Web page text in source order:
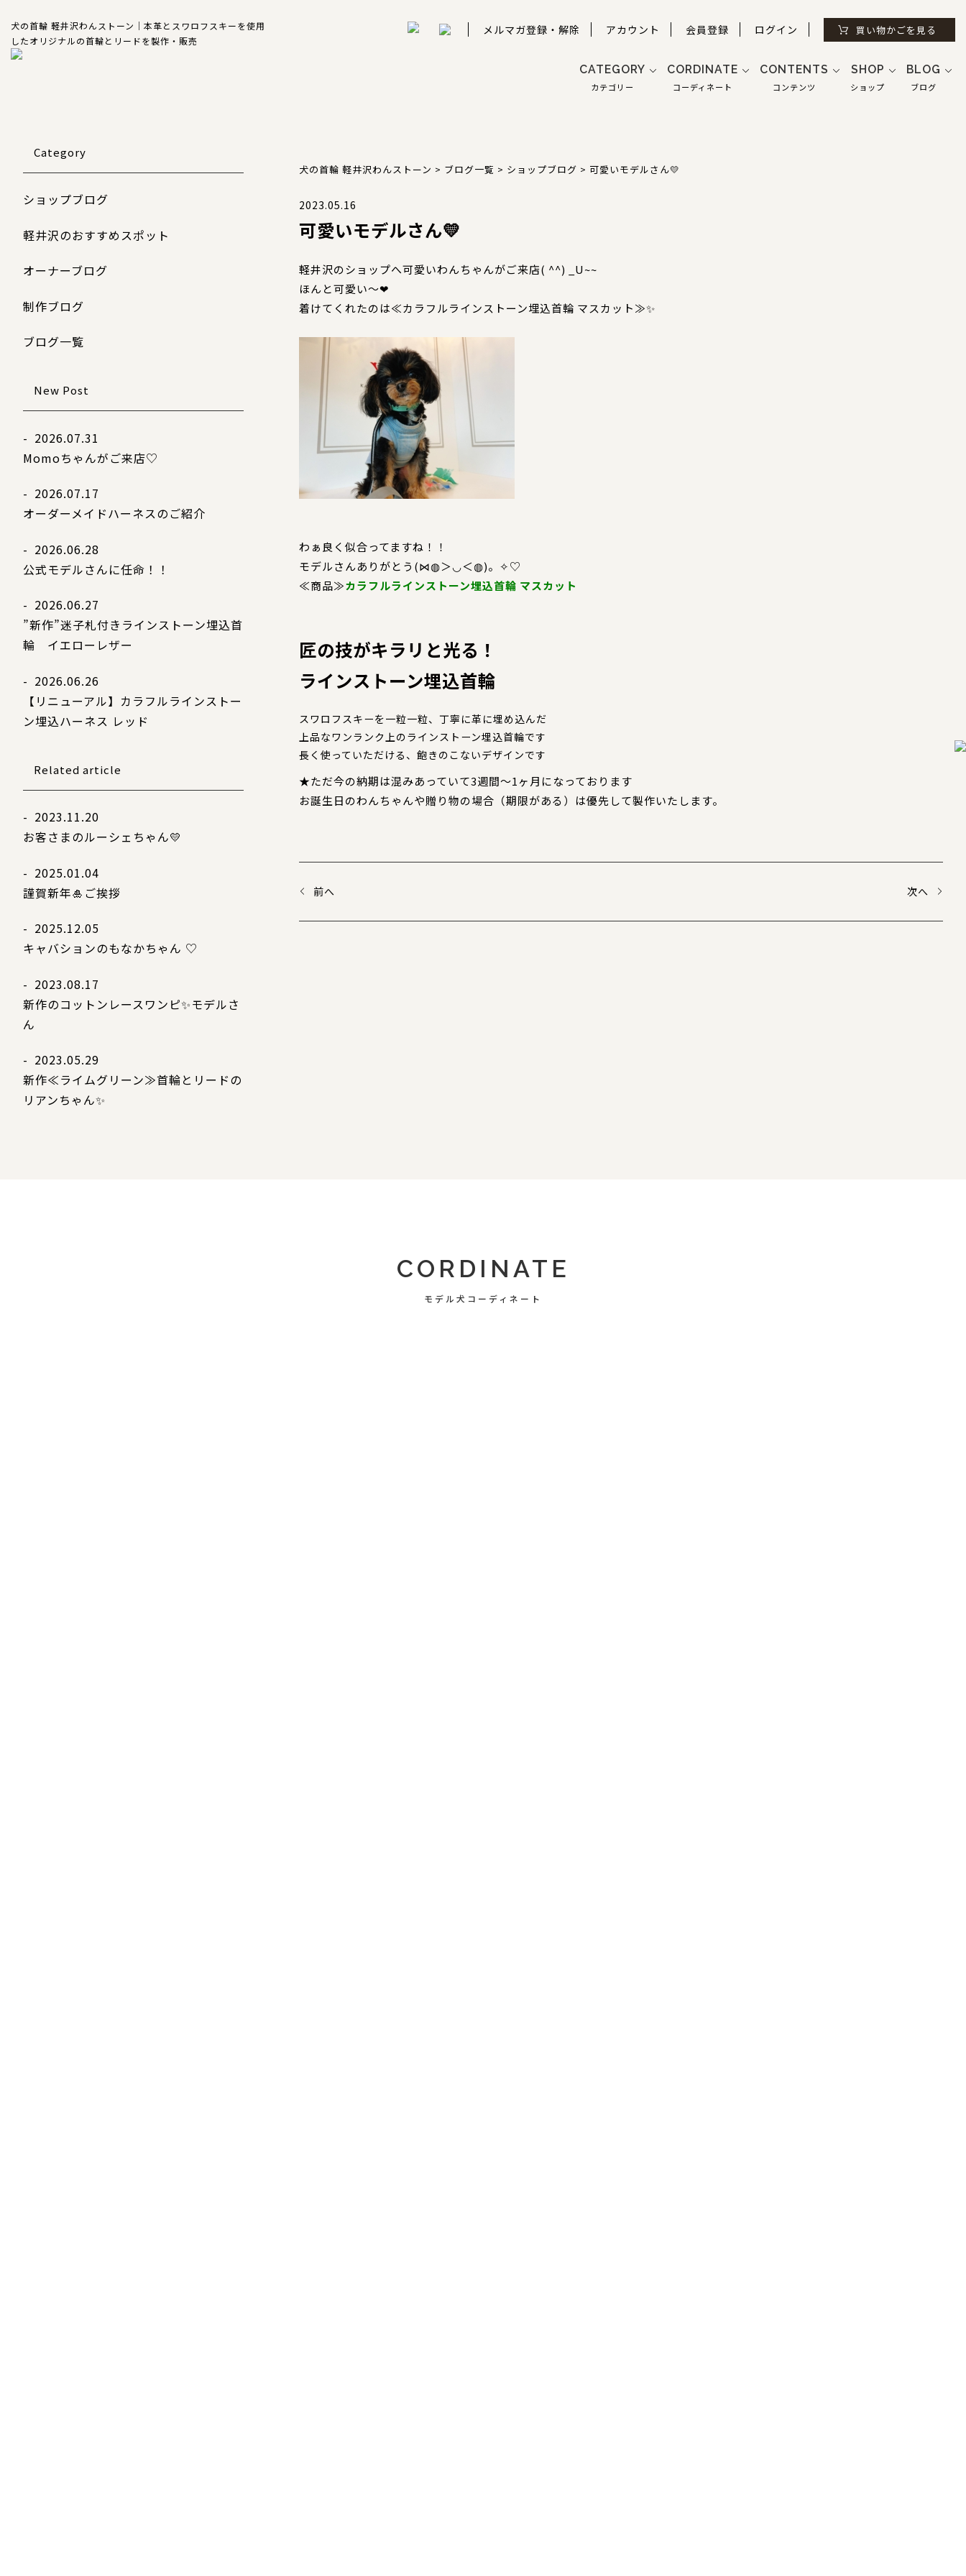
犬の首輪 軽井沢わんストーン｜本革とスワロフスキーを使用
したオリジナルの首輪とリードを製作・販売
メルマガ登録・解除 アカウント 会員登録 ログイン 買い物かごを見る
CATEGORY
カテゴリー
CORDINATE
コーディネート
CONTENTS
コンテンツ
SHOP
ショップ
BLOG
ブログ
犬の首輪 軽井沢わんストーン > ブログ一覧 > ショップブログ > 可愛いモデルさん💛
2023.05.16
可愛いモデルさん💛
軽井沢のショップへ可愛いわんちゃんがご来店( ^^) _U~~
ほんと可愛い～❤
着けてくれたのは≪カラフルラインストーン埋込首輪 マスカット≫✨
わぁ良く似合ってますね！！
モデルさんありがとう(⋈◍＞◡＜◍)。✧♡
≪商品≫カラフルラインストーン埋込首輪 マスカット
匠の技がキラリと光る！
ラインストーン埋込首輪
スワロフスキーを一粒一粒、丁寧に革に埋め込んだ
上品なワンランク上のラインストーン埋込首輪です
長く使っていただける、飽きのこないデザインです
★ただ今の納期は混みあっていて3週間～1ヶ月になっております
お誕生日のわんちゃんや贈り物の場合（期限がある）は優先して製作いたします。
前へ 次へ
Category
ショップブログ
軽井沢のおすすめスポット
オーナーブログ
制作ブログ
ブログ一覧
New Post
- 2026.07.31
Momoちゃんがご来店♡
- 2026.07.17
オーダーメイドハーネスのご紹介
- 2026.06.28
公式モデルさんに任命！！
- 2026.06.27
”新作”迷子札付きラインストーン埋込首
輪 イエローレザー
- 2026.06.26
【リニューアル】カラフルラインストー
ン埋込ハーネス レッド
Related article
- 2023.11.20
お客さまのルーシェちゃん💛
- 2025.01.04
謹賀新年🎍ご挨拶
- 2025.12.05
キャバションのもなかちゃん ♡
- 2023.08.17
新作のコットンレースワンピ✨モデルさ
ん
- 2023.05.29
新作≪ライムグリーン≫首輪とリードの
リアンちゃん✨
CORDINATE
モデル犬コーディネート